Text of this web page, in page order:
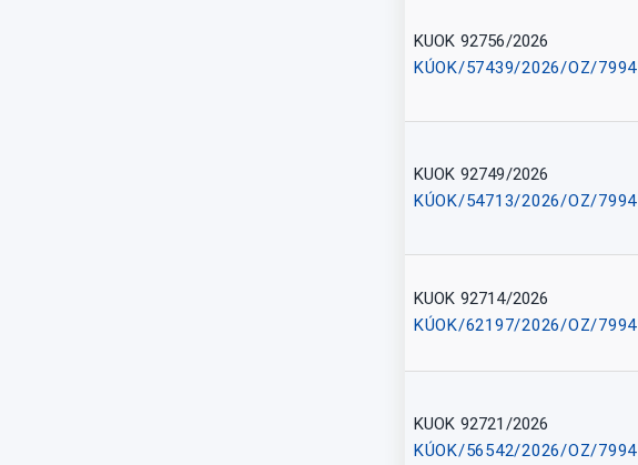
KUOK 92756/2026
KÚOK/57439/2026/OZ/7994
KUOK 92749/2026
KÚOK/54713/2026/OZ/7994
KUOK 92714/2026
KÚOK/62197/2026/OZ/7994
KUOK 92721/2026
KÚOK/56542/2026/OZ/7994